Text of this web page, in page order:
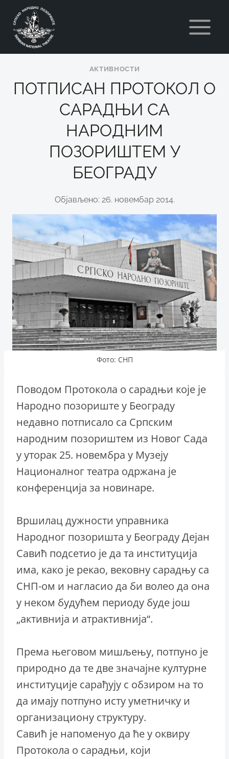
content
АКТИВНОСТИ
ПОТПИСАН ПРОТОКОЛ О
САРАДЊИ СА
НАРОДНИМ
ПОЗОРИШТЕМ У
БЕОГРАДУ
Објављено: 26. новембар 2014.
Фото: СНП
Поводом Протокола о сарадњи које је
Народно позориштe у Београду
недавно потписало са Српским
народним позориштем из Новог Сада
у уторак 25. новембра у Музеју
Националног театра одржана је
конференција за новинаре.
Вршилац дужности управника
Народног позоришта у Београду Дејан
Савић подсетио је да та институција
има, како је рекао, вековну сарадњу са
СНП-ом и нагласио да би волео да она
у неком будућем периоду буде још
„активнија и атрактивнија“.
Према његовом мишљењу, потпуно је
природно да те две значајне културне
институције сарађују с обзиром на то
да имају потпуно исту уметничку и
организациону структуру.
Савић је напоменуо да ће у оквиру
Протокола о сарадњи, који